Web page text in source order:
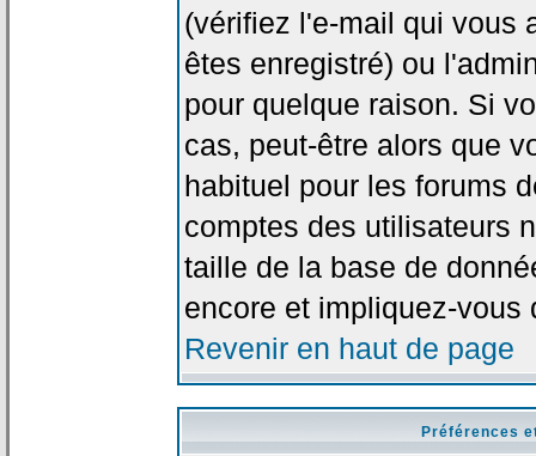
(vérifiez l'e-mail qui vous
êtes enregistré) ou
pour quelque raison. Si
cas, peut-être alors que
habituel pour les forums
comptes des utilisateurs
taille de la base de
encore et impliquez-
Revenir en haut de page
Préférences